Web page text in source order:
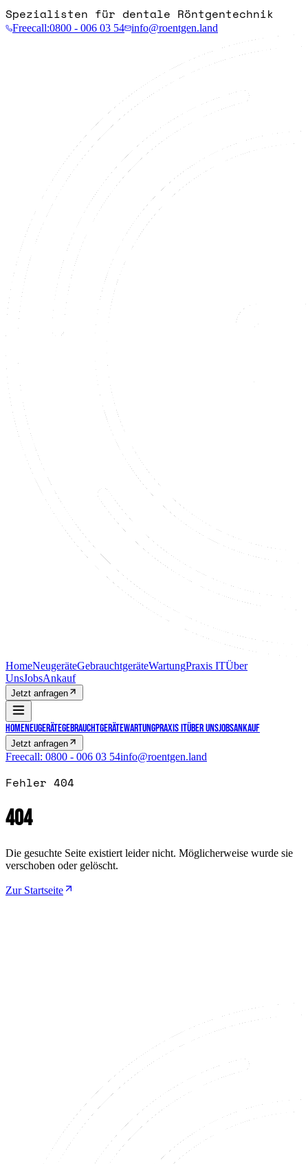
Spezialisten für dentale Röntgentechnik
Freecall:0800 - 006 03 54 info@roentgen.land
HomeNeugeräteGebrauchtgeräteWartungPraxis ITÜber
UnsJobsAnkauf
Jetzt anfragen
HomeNeugeräteGebrauchtgeräteWartungPraxis ITÜber UnsJobsAnkauf
Jetzt anfragen
Freecall: 0800 - 006 03 54info@roentgen.land
Fehler 404
404
Die gesuchte Seite existiert leider nicht. Möglicherweise wurde sie
verschoben oder gelöscht.
Zur Startseite